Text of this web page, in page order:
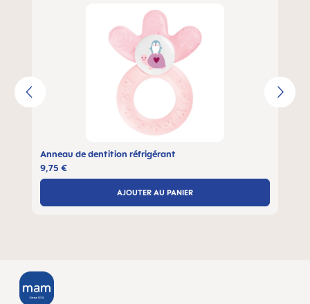
Anneau de dentition réfrigérant
9,75 €
AJOUTER AU PANIER